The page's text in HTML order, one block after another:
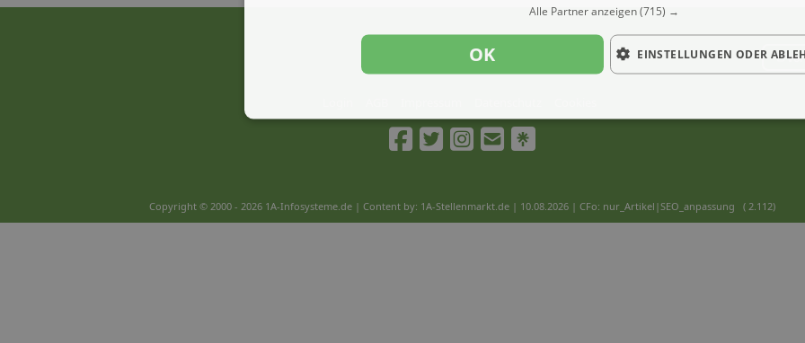
Copyright © 2000 - 2026 1A-Infosysteme.de | Content by: 1A-Stellenmarkt.de | 10.08.2026 | CFo: nur_Artikel|SEO_anpassung ( 2.112)
Alle Partner anzeigen(715) →
OK EINSTELLUNGEN ODER